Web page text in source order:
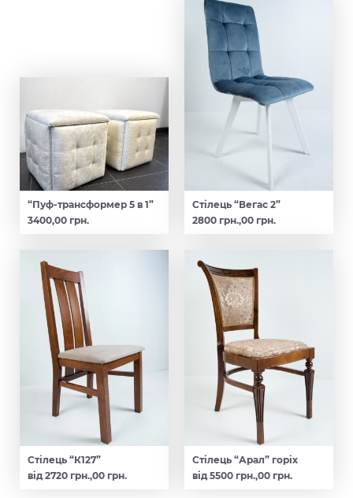
“Пуф-трансформер 5 в 1”
3400,00 грн.
Стілець “Вегас 2”
2800 грн.,00 грн.
Стілець “К127”
від 2720 грн.,00 грн.
Стілець “Арал” горіх
від 5500 грн.,00 грн.